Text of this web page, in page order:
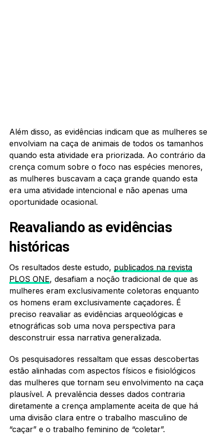
Além disso, as evidências indicam que as mulheres se
envolviam na caça de animais de todos os tamanhos
quando esta atividade era priorizada. Ao contrário da
crença comum sobre o foco nas espécies menores,
as mulheres buscavam a caça grande quando esta
era uma atividade intencional e não apenas uma
oportunidade ocasional.
Reavaliando as evidências
históricas
Os resultados deste estudo, publicados na revista
PLOS ONE, desafiam a noção tradicional de que as
mulheres eram exclusivamente coletoras enquanto
os homens eram exclusivamente caçadores. É
preciso reavaliar as evidências arqueológicas e
etnográficas sob uma nova perspectiva para
desconstruir essa narrativa generalizada.
Os pesquisadores ressaltam que essas descobertas
estão alinhadas com aspectos físicos e fisiológicos
das mulheres que tornam seu envolvimento na caça
plausível. A prevalência desses dados contraria
diretamente a crença amplamente aceita de que há
uma divisão clara entre o trabalho masculino de
“caçar” e o trabalho feminino de “coletar”.